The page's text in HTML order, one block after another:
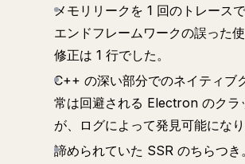
メモリリークを 1 回のトレース
エンドフレームワークの誤った使
修正は 1 行でした。
C++ の深い部分でのネイティブ
常は回避される Electron のクラ
が、ログによって発見可能になり
諦められていた SSR のちらつ